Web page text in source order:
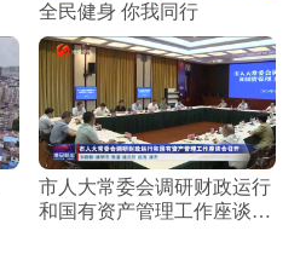
全民健身 你我同行
市人大常委会调研财政运行
和国有资产管理工作座谈会